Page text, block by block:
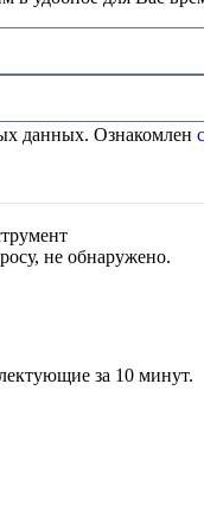
данных. Ознакомлен
не обнаружено.
за 10 минут.